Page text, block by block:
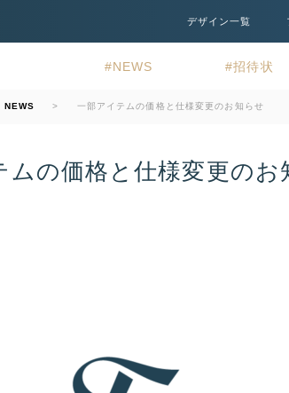
デザイン一覧
NEWS 招待状
NEWS 一部アイテムの価格と仕様変更のお知らせ
ムの価格と仕様変更のお